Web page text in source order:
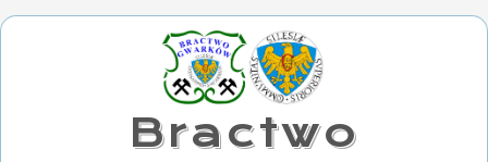
Bractwo